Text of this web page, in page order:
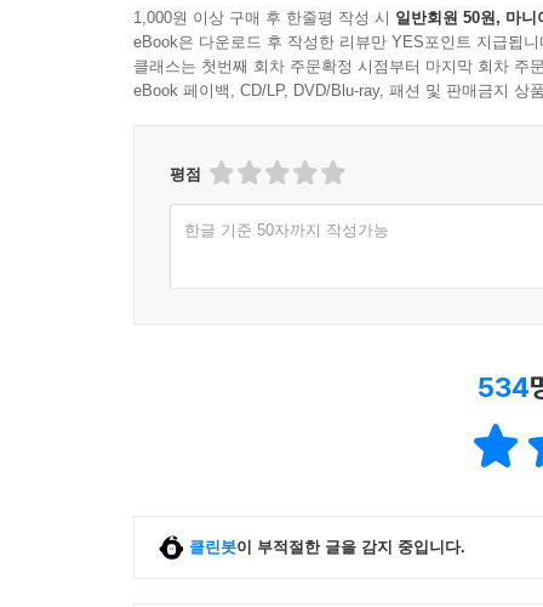
1,000원 이상 구매 후 한줄평 작성 시 일반회원 50원, 마니
eBook은 다운로드 후 작성한 리뷰만 YES포인트 지급됩니
클래스는 첫번째 회차 주문확정 시점부터 마지막 회차 주
eBook 페이백, CD/LP, DVD/Blu-ray, 패션 및 판매금지 상
평점
한글 기준 50자까지 작성가능
534
클린봇이 부적절한 글을 감지 중입니다.